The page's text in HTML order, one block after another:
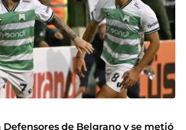
Defensores de Belgrano y se metió